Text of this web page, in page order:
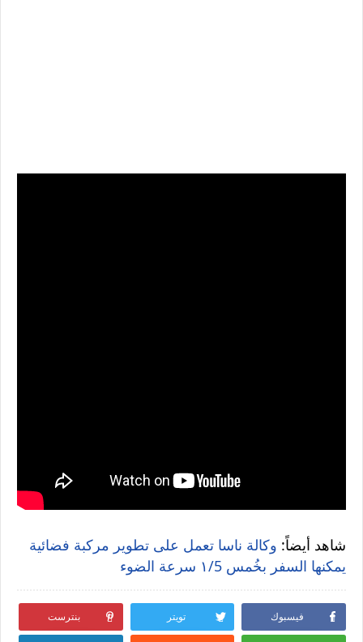
شاهد أيضاً: وكالة ناسا تعمل على تطوير مركبة فضائية
يمكنها السفر بخُمس ١/5 سرعة الضوء
فيسبوك تويتر بنترست